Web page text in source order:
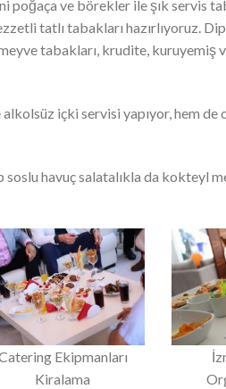
poğaça ve börekler ile şık servis
tatlı tabakları hazırlıyoruz.
tabakları, krudite, kuruyemiş
içki servisi yapıyor, hem de
havuç salatalıkla da kokteyl
Ekipmanları
Kiralama